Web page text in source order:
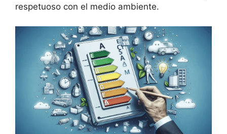
respetuoso con el medio ambiente.